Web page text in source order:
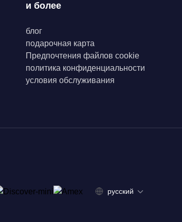
и более
блог
подарочная карта
Предпочтения файлов cookie
политика конфиденциальности
условия обслуживания
русский